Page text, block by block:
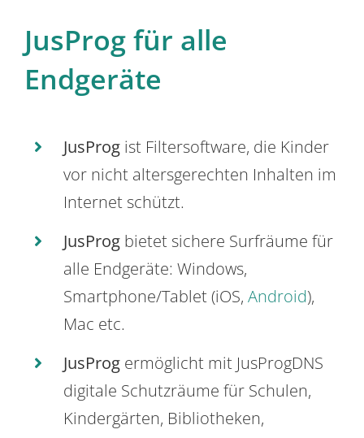
JusProg für alle
Endgeräte
JusProg ist Filtersoftware, die Kinder
vor nicht altersgerechten Inhalten im
Internet schützt.
JusProg bietet sichere Surfräume für
alle Endgeräte: Windows,
Smartphone/Tablet (iOS, Android),
Mac etc.
JusProg ermöglicht mit JusProgDNS
digitale Schutzräume für Schulen,
Kindergärten, Bibliotheken,